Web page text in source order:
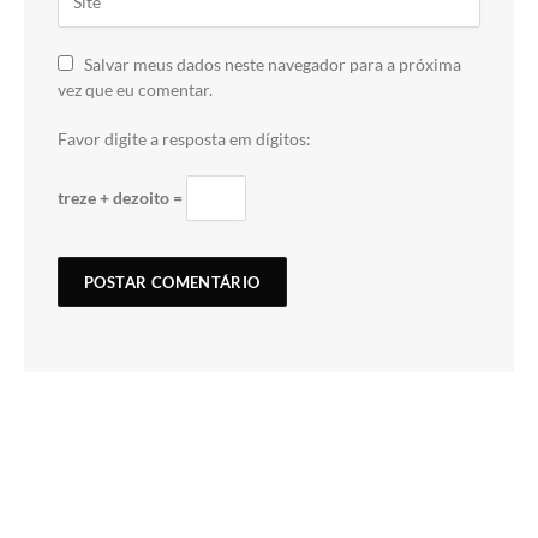
Salvar meus dados neste navegador para a próxima
vez que eu comentar.
Favor digite a resposta em dígitos:
treze + dezoito =